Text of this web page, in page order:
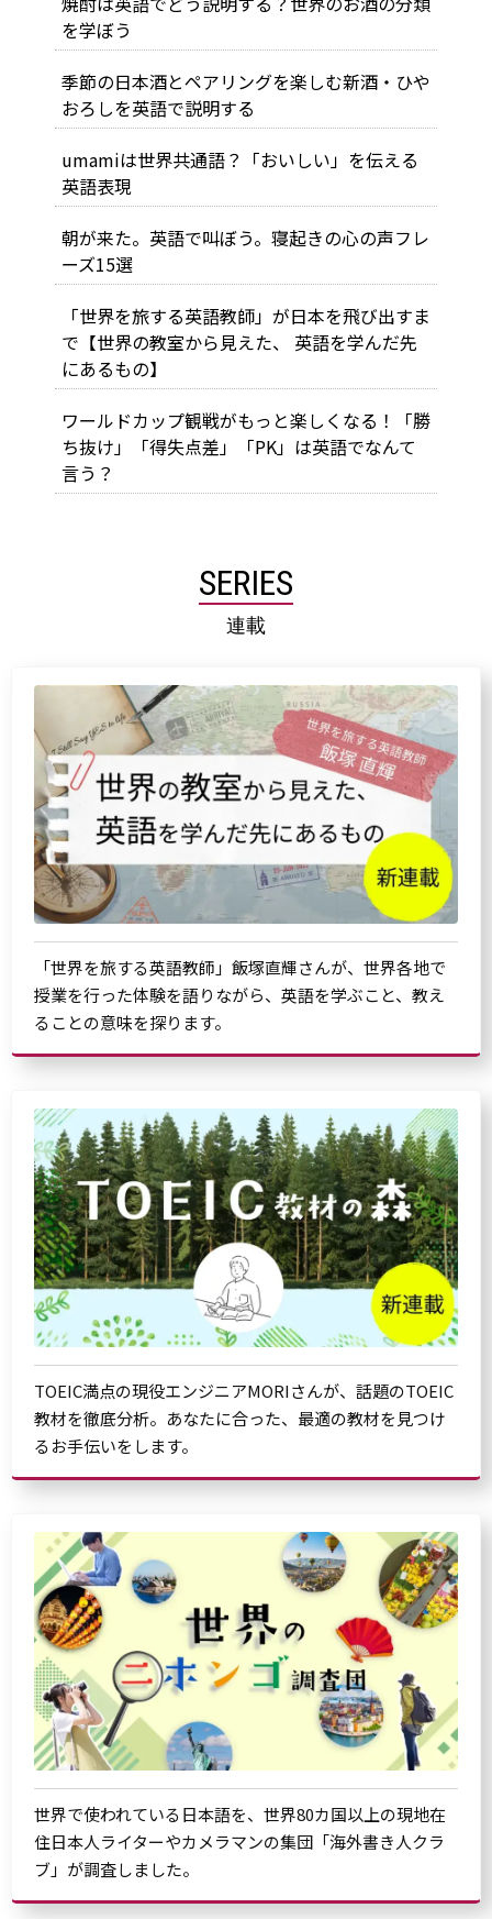
を学ぼう
季節の日本酒とペアリングを楽しむ――新酒・ひや
おろしを英語で説明する
umamiは世界共通語？「おいしい」を伝える
英語表現
朝が来た。英語で叫ぼう。寝起きの心の声フレ
ーズ15選
「世界を旅する英語教師」が日本を飛び出すま
で【世界の教室から見えた、 英語を学んだ先
にあるもの】
ワールドカップ観戦がもっと楽しくなる！「勝
ち抜け」「得失点差」「PK」は英語でなんて
言う？
SERIES
連載
「世界を旅する英語教師」飯塚直輝さんが、世界各地で
授業を行った体験を語りながら、英語を学ぶこと、教え
ることの意味を探ります。
TOEIC満点の現役エンジニアMORIさんが、話題のTOEIC
教材を徹底分析。あなたに合った、最適の教材を見つけ
るお手伝いをします。
世界で使われている日本語を、世界80カ国以上の現地在
住日本人ライターやカメラマンの集団「海外書き人クラ
ブ」が調査しました。